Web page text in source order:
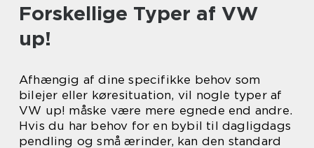
Forskellige Typer af VW
up!
Afhængig af dine specifikke behov som
bilejer eller køresituation, vil nogle typer af
VW up! måske være mere egnede end andre.
Hvis du har behov for en bybil til dagligdags
pendling og små ærinder, kan den standard